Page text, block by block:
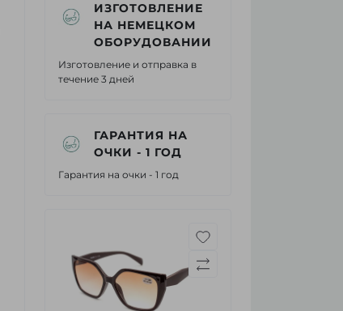
ИЗГОТОВЛЕНИЕ
НА НЕМЕЦКОМ
ОБОРУДОВАНИИ
Изготовление и отправка в
течение 3 дней
ГАРАНТИЯ НА
ОЧКИ - 1 ГОД
Гарантия на очки - 1 год